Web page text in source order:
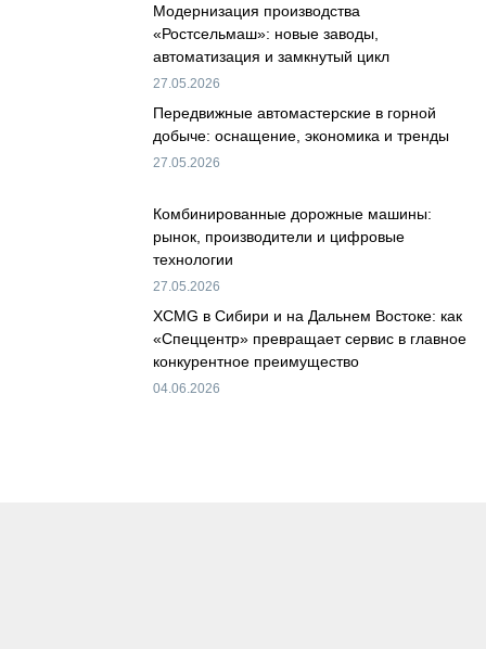
Модернизация производства
«Ростсельмаш»: новые заводы,
автоматизация и замкнутый цикл
27.05.2026
Передвижные автомастерские в горной
добыче: оснащение, экономика и тренды
27.05.2026
Комбинированные дорожные машины:
рынок, производители и цифровые
технологии
27.05.2026
XCMG в Сибири и на Дальнем Востоке: как
«Спеццентр» превращает сервис в главное
конкурентное преимущество
04.06.2026